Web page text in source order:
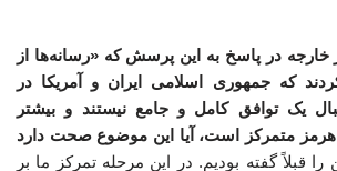
در پاسخ به این پرسش که «رسانه‌ها از
که جمهوری اسلامی ایران و آمریکا در
یک توافق کامل و جامع نیستند و بیشتر
متمرکز است، آیا این موضوع صحت دارد
را قبلاً گفته بودیم. در این مرحله تمرکز ما بر